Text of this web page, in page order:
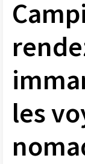
les